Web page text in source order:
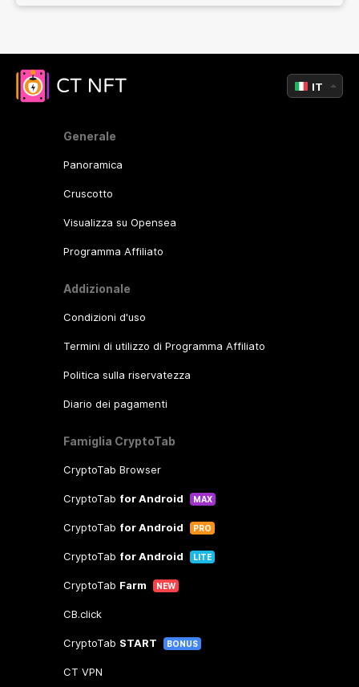
Generale
Panoramica
Cruscotto
Visualizza su Opensea
Programma Affiliato
Addizionale
Condizioni d'uso
Termini di utilizzo di Programma Affiliato
Politica sulla riservatezza
Diario dei pagamenti
Famiglia CryptoTab
CryptoTab Browser
CryptoTab for Android MAX
CryptoTab for Android PRO
CryptoTab for Android LITE
CryptoTab Farm NEW
CB.click
CryptoTab START BONUS
CT VPN
IT